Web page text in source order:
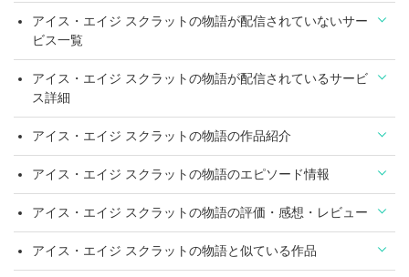
アイス・エイジ スクラットの物語が配信されていないサー
ビス一覧
アイス・エイジ スクラットの物語が配信されているサービ
ス詳細
アイス・エイジ スクラットの物語の作品紹介
アイス・エイジ スクラットの物語のエピソード情報
アイス・エイジ スクラットの物語の評価・感想・レビュー
アイス・エイジ スクラットの物語と似ている作品